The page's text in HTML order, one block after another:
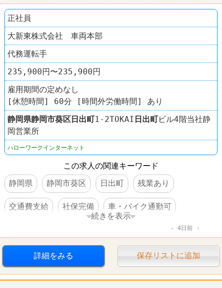
正社員
大新東株式会社 車両本部
代務運転手
235,900円〜235,900円
雇用期間の定めなし
[休憩時間] 60分 [時間外労働時間] あり
静岡県静岡市葵区日出町1-2TOKAI 日出町ビル4階当社静
岡営業所
ハローワークインターネット
この求人の関連キーワード
静岡県
静岡市葵区 日出町 残業あり
交通費支給 社保完備 車・バイク通勤可
続きを表示
4日前
詳細をみる 保存リストに追加